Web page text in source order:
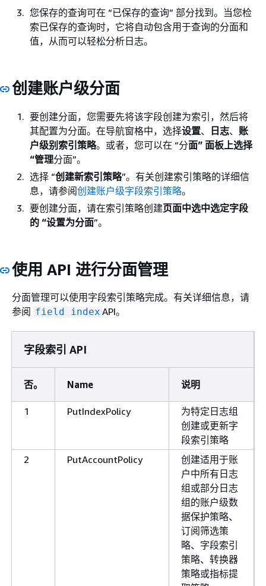
您保存的查询可在 “已保存的查询” 部分找到。当您检
索已保存的查询时，它将自动包含用于查询的分面和
值，从而可以轻松分析日志。
创建账户级分面
要创建分面，您需要先将该字段创建为索引，然后将
其配置为分面。在导航窗格中，选择设置、 日志、 账
户级别索引策略。或者，您可以在 “分面” 面板上选择
“管理分面”。
选择 “创建新索引策略”。有关创建索引策略的详细信
息，请参阅创建账户级字段索引策略。
要创建分面，请在索引策略创建页面中选中选定字段
的 “设置为分面”。
使用 API 进行分面管理
分面管理可以使用字段索引策略完成。有关详细信息，请
参阅 field index API。
字段索引 API
否。 Name 说明
1 PutIndexPolicy
为特定日志组
创建或更新字
段索引策略
2
PutAccountPolicy
创建适用于账
户中所有日志
组或部分日志
组的账户级数
据保护策略、
订阅筛选策
略、字段索引
策略、转换器
策略或指标提